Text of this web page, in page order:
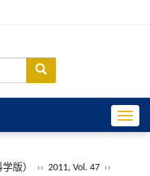
版） ›› 2011, Vol. 47 ››